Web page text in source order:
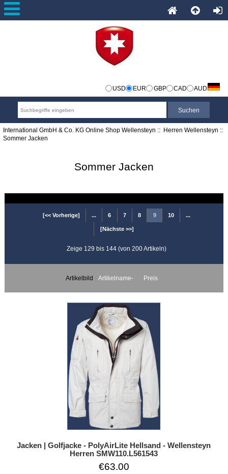
USD EUR GBP CAD AUD
International GmbH & Co. KG Online Shop Wellensteyn :: Herren Wellensteyn ::
Sommer Jacken
Sommer Jacken
[<< Vorherige] ... 6 7 8 9 10 ...
[Nächste >>]
Zeige 129 bis 144 (von 200 Artikeln)
Artikelbild Artikelname- Preis
Jacken | Golfjacke - PolyAirLite Hellsand - Wellensteyn
Herren SMW110.L561543
€63.00